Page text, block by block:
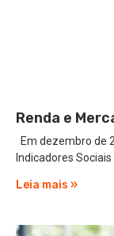
Renda e
Em dezembro de
Indicadores
Leia mais »